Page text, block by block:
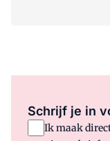
Schrijf je in
Ik maak